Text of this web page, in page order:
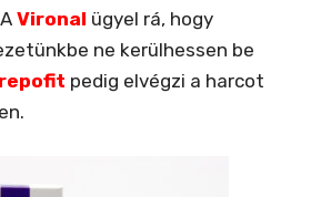
Vironal ügyel rá, hogy
ne kerülhessen be
pedig elvégzi a harcot